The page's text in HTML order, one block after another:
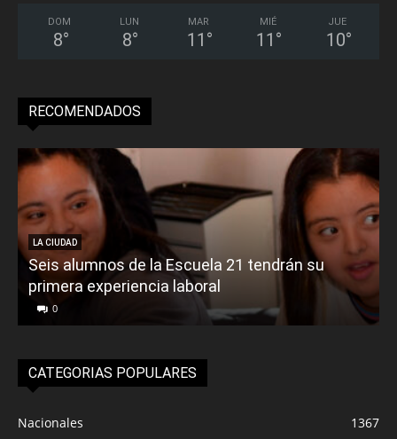
DOM
8°
LUN
8°
MAR
11 °
MIÉ
11 °
JUE
10°
RECOMENDADOS
LA CIUDAD
Seis alumnos de la Escuela 21 tendrán su
primera experiencia laboral
0
CATEGORIAS POPULARES
Nacionales
1367